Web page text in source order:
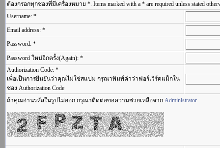
ต้องกรอกทุกช่องที่มีเครื่องหมาย *. Items marked with a * are required unless stated
Username: *
Email address: *
Password: *
Password ใหม่อีกครั้ง(Again): *
Authorization Code: *
เพื่อเป็นการยืนยันว่าคุณไม่ใช่สแปม กรุณาพิมพ์คำว่าฟอร์เวิร์ดแม็กใน
ช่อง Authorization Code
ถ้าคุณอ่านรหัสในรูปไม่ออก กรุณาติดต่อขอความช่วยเหลือจาก Administrator